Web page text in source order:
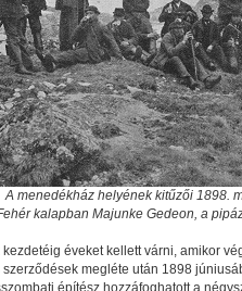
A menedékház helyének kitűzői 1898.
kalapban Majunke Gedeon, a
éveket kellett várni, amikor
megléte után 1898
építész hozzáfoghatott a